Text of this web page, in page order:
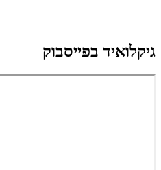
גיקלואיד בפייסבוק